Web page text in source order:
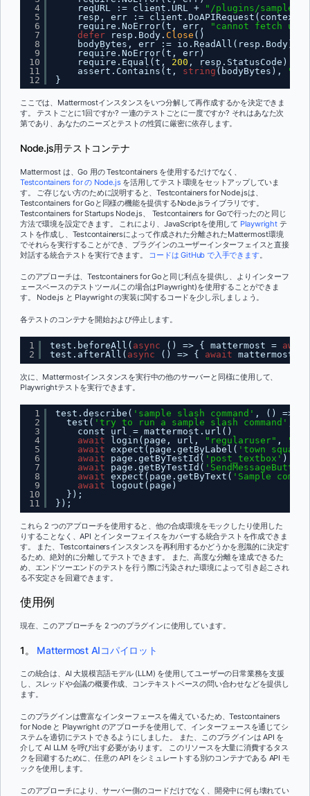
4
5
6
7
8
9
10
11
12
reqURL := client.URL +
"/plugins/sample/
resp, err :=
require.NoError(t, err,
"cannot fetch url
defer
resp.Body. Close ()
bodyBytes, err := io.ReadAll(resp.Body)
require.NoError(t, err)
require.Equal(t, 200 , resp.StatusCode)
assert.Contains(t, string (bodyBytes),
}
ここでは、Mattermostインスタンスをいつ分解して再作成するかを決定できま
す。 テストごとに1回ですか? 一連のテストごとに一度ですか? それはあなた次
第であり、あなたのニーズとテストの性質に厳密に依存します。
Node.js用テストコンテナ
Mattermost は、Go 用の Testcontainers を使用するだけでなく、
Testcontainers for の Node.jsを活用してテスト環境をセットアップしていま
す。 ご存じない方のために説明すると、Testcontainers for Node.jsは、
Testcontainers for Goと同様の機能を提供するNode.jsライブラリです。
Testcontainers for Startups Node.js、 Testcontainers for Goで行ったのと同じ
方法で環境を設定できます。 これにより、JavaScriptを使用して Playwrightテ
ストを作成し、Testcontainersによって作成された分離されたMattermost環境
でそれらを実行することができ、プラグインのユーザーインターフェイスと直接
対話する統合テストを実行できます。
コードは GitHub で入手できます。
このアプローチは、Testcontainers for Goと同じ利点を提供し、よりインターフ
ェースベースのテストツール(この場合はPlaywright)を使用することができま
す。 Node.js と Playwright の実装に関するコードを少し示しましょう。
各テストのコンテナを開始および停止します。
1
2
test.beforeAll( async () => { mattermost = await
test.afterAll( async () => { await
次に、Mattermostインスタンスを実行中の他のサーバーと同様に使用して、
Playwrightテストを実行できます。
1
2
3
4
5
6
7
8
9
10
11
test.describe( 'sample slash command' , () => {
test( 'try to run a sample slash command'
const url = mattermost.url()
await
login(page, url, "regularuser" ,
await expect(page.getByLabel( 'town
await
page.getByTestId( 'post_textbox'
await
page.getByTestId( 'SendMessageButton'
await expect(page.getByText( 'Sample
await
logout(page)
});
});
これら 2 つのアプローチを使用すると、他の合成環境をモックしたり使用した
りすることなく、API とインターフェイスをカバーする統合テストを作成できま
す。 また、Testcontainersインスタンスを再利用するかどうかを意識的に決定す
るため、絶対的に分離してテストできます。 また、高度な分離を達成できるた
め、エンドツーエンドのテストを行う際に汚染された環境によって引き起こされ
る不安定さを回避できます。
使用例
現在、このアプローチを 2 つのプラグインに使用しています。
1。 Mattermost AIコパイロット
この統合は、AI 大規模言語モデル (LLM) を使用してユーザーの日常業務を支援
し、スレッドや会議の概要作成、コンテキストベースの問い合わせなどを提供し
ます。
このプラグインは豊富なインターフェースを備えているため、Testcontainers
for Node と Playwright のアプローチを使用して、インターフェースを通じてシ
ステムを適切にテストできるようにしました。 また、このプラグインは API を
介して AI LLM を呼び出す必要があります。 このリソースを大量に消費するタス
クを回避するために、任意の API をシミュレートする別のコンテナである API モ
ックを使用します。
このアプローチにより、サーバー側のコードだけでなく、開発中に何も壊れてい